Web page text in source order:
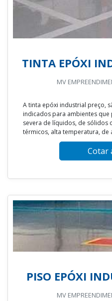
TINTA EPÓXI
MV
A tinta epóxi industrial preço,
indicados para ambientes
severa de líquidos, de sólidos
térmicos, alta temperatura, de
Cotar
PISO EPÓXI
MV